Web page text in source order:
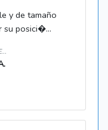
y de tamaño
su posici�...